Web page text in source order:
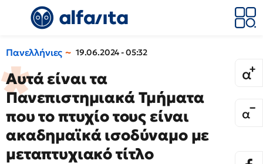
Πανελλήνιες 19.06.2024 - 05:32
Αυτά είναι τα
Πανεπιστημιακά Τμήματα
που το πτυχίο τους είναι
ακαδημαϊκά ισοδύναμο με
μεταπτυχιακό τίτλο